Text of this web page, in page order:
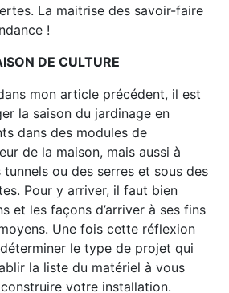
La maitrise des savoir-faire
!
DE CULTURE
mon article précédent, il est
la saison du jardinage en
dans des modules de
de la maison, mais aussi à
tunnels ou des serres et sous des
Pour y arriver, il faut bien
et les façons d’arriver à ses fins
Une fois cette réflexion
le type de projet qui
la liste du matériel à vous
votre installation.